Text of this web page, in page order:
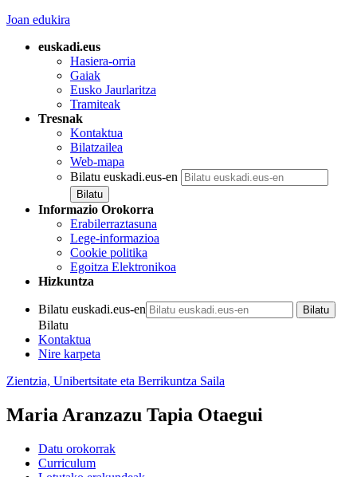
Joan edukira
euskadi.eus
Hasiera-orria
Gaiak
Eusko Jaurlaritza
Tramiteak
Tresnak
Kontaktua
Bilatzailea
Web-mapa
Bilatu euskadi.eus-en
Informazio Orokorra
Erabilerraztasuna
Lege-informazioa
Cookie politika
Egoitza Elektronikoa
Hizkuntza
Bilatu euskadi.eus-en
Bilatu
Kontaktua
Nire karpeta
Zientzia, Unibertsitate eta Berrikuntza Saila
Maria Aranzazu Tapia Otaegui
Datu orokorrak
Curriculum